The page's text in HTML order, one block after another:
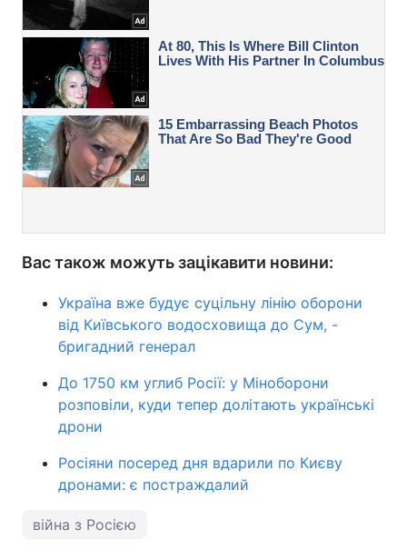
Вас також можуть зацікавити новини:
Україна вже будує суцільну лінію оборони
від Київського водосховища до Сум, -
бригадний генерал
До 1750 км углиб Росії: у Міноборони
розповіли, куди тепер долітають українські
дрони
Росіяни посеред дня вдарили по Києву
дронами: є постраждалий
війна з Росією